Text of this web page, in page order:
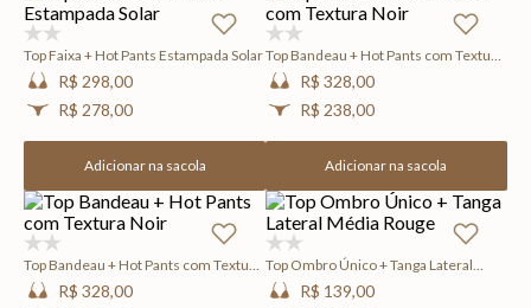
Top Faixa + Hot Pants Estampada Solar
R$ 298,00
R$ 278,00
Adicionar na sacola
Top Bandeau + Hot Pants com Textura
Noir
R$ 328,00
R$ 238,00
Adicionar na sacola
Top Bandeau + Hot Pants com Textura
Noir
R$ 328,00
Top Ombro Único + Tanga Lateral
Média Rouge
R$ 139,00